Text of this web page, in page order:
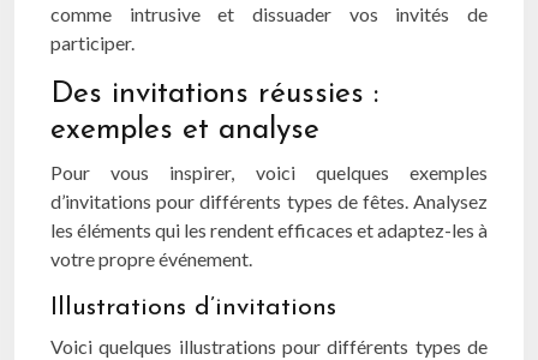
comme intrusive et dissuader vos invités de
participer.
Des invitations réussies :
exemples et analyse
Pour vous inspirer, voici quelques exemples
d’invitations pour différents types de fêtes. Analysez
les éléments qui les rendent efficaces et adaptez-les à
votre propre événement.
Illustrations d’invitations
Voici quelques illustrations pour différents types de